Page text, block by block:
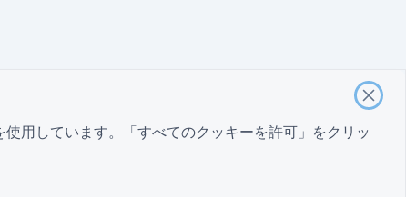
用しています。「すべてのクッキーを許可」をクリッ